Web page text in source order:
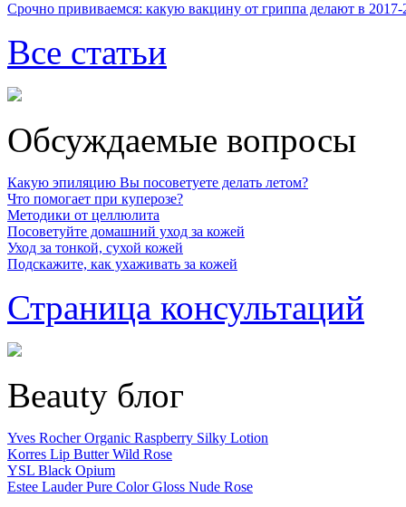
Срочно прививаемся: какую вакцину от гриппа делают в 2017-
Все статьи
Обсуждаемые вопросы
Какую эпиляцию Вы посоветуете делать летом?
Что помогает при куперозе?
Методики от целлюлита
Посоветуйте домашний уход за кожей
Уход за тонкой, сухой кожей
Подскажите, как ухаживать за кожей
Страница консультаций
Beauty блог
Yves Rocher Organic Raspberry Silky Lotion
Korres Lip Butter Wild Rose
YSL Black Opium
Estee Lauder Pure Color Gloss Nude Rose